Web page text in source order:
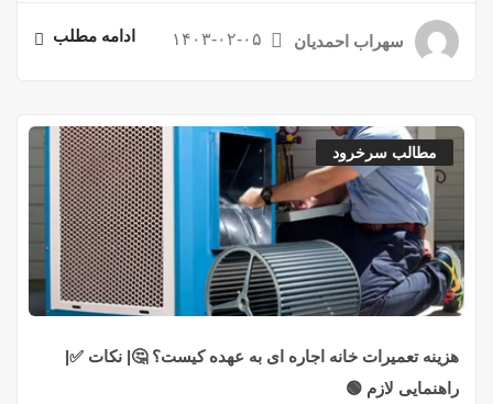
سهراب احمدیان ۱۴۰۳-۰۲-۰۵ ادامه مطلب
مطالب سرخرود
هزینه تعمیرات خانه اجاره ای به عهده کیست؟ 🤔| نکات ✅|
راهنمایی لازم 🟢